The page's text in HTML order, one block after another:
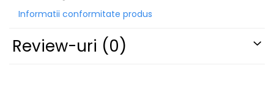
Informatii conformitate produs
Review-uri (0)